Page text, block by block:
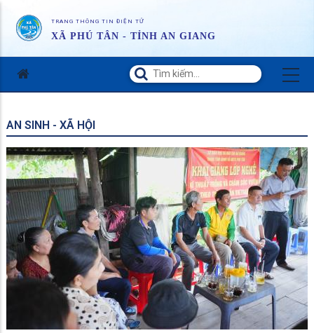
TRANG THÔNG TIN ĐIỆN TỬ
XÃ PHÚ TÂN - TỈNH AN GIANG
AN SINH - XÃ HỘI